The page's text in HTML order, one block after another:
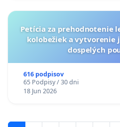
Petícia za prehodnotenie
kolobežiek a vytvorenie
dospelých
616 podpisov
65 Podpisy / 30 dni
18 Jun 2026